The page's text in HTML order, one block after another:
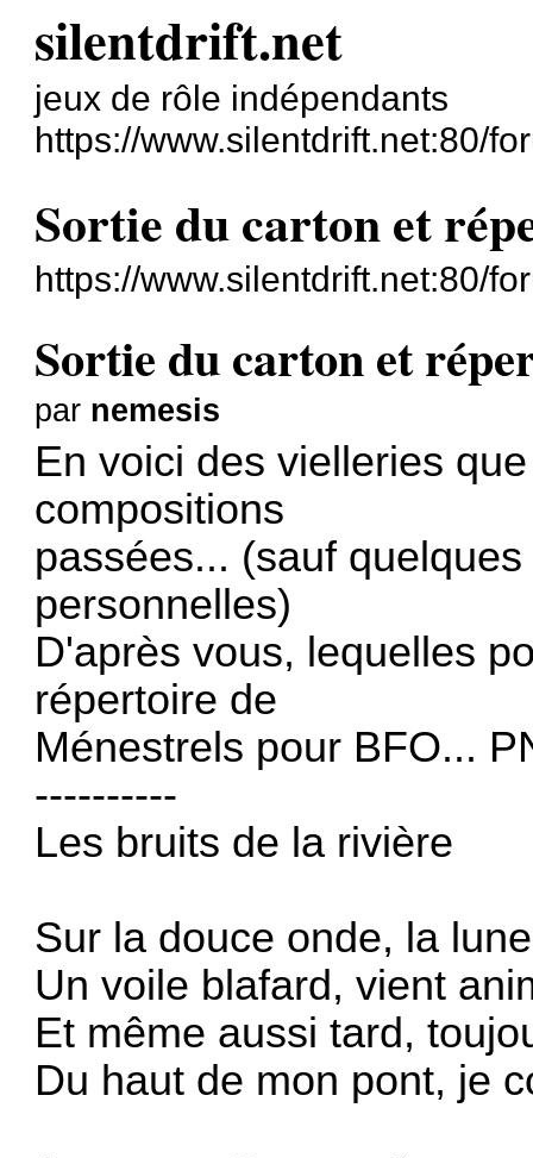
silentdrift.net
jeux de rôle indépendants
https://www.silentdrift.net:80/
Sortie du carton et
https://www.silentdrift.net:80/
Sortie du carton et
par nemesis
En voici des vielleries
compositions
passées... (sauf
personnelles)
D'après vous, lequelles
répertoire de
Ménestrels pour BFO...
----------
Les bruits de la rivière
Sur la douce onde, la
Un voile blafard, vient
Et même aussi tard,
Du haut de mon pont, je